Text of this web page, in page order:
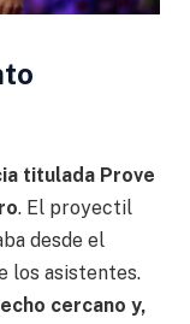
titulada Prove
. El proyectil
desde el
los asistentes.
cercano y,